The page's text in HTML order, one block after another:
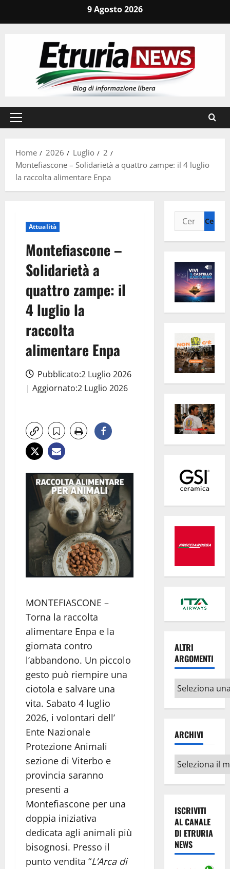
9 Agosto 2026
Menu
Home
2026 Luglio
2
Montefiascone – Solidarietà a quattro zampe: il 4 luglio
la raccolta alimentare Enpa
Attualità
Montefiascone –
Solidarietà a
quattro zampe: il
4 luglio la
raccolta
alimentare Enpa
Pubblicato:2 Luglio 2026
| Aggiornato:2 Luglio 2026
MONTEFIASCONE –
Torna la raccolta
alimentare Enpa e la
giornata contro
l’abbandono. Un piccolo
gesto può riempire una
ciotola e salvare una
vita. Sabato 4 luglio
2026, i volontari dell’
Ente Nazionale
Protezione Animali
sezione di Viterbo e
provincia saranno
presenti a
Montefiascone per una
doppia iniziativa
dedicata agli animali più
bisognosi. Presso il
punto vendita “L’Arca di
Ricerca
per:
ALTRI
ARGOMENTI
Altri
argomenti
ARCHIVI
Archivi
ISCRIVITI
AL CANALE
DI ETRURIA
NEWS